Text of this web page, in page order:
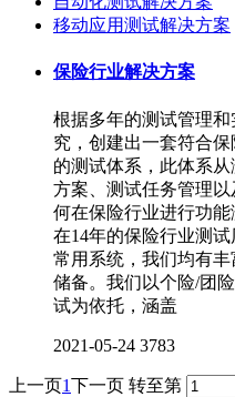
移动应用测试解决方案
保险行业解决方案
根据多年的测试管理
究，创建出一套符合
的测试体系，此体系
方案、测试任务管理
何在保险行业进行功能
在14年的保险行业测
常用系统，我们均有
储备。我们以个险/团
试为依托，涵盖
2021-05-24 3783
上一页1下一页 转至第